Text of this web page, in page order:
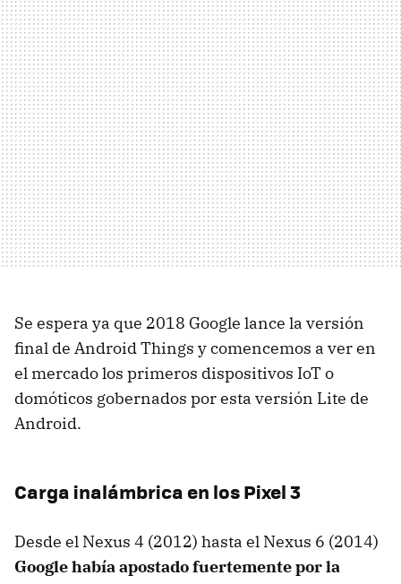
Se espera ya que 2018 Google lance la versión
final de Android Things y comencemos a ver en
el mercado los primeros dispositivos IoT o
domóticos gobernados por esta versión Lite de
Android.
Carga inalámbrica en los Pixel 3
Desde el Nexus 4 (2012) hasta el Nexus 6 (2014)
Google había apostado fuertemente por la